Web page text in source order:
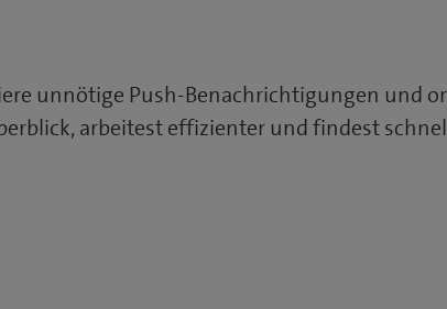
unnötige Push-Benachrichtigungen und
arbeitest effizienter und findest